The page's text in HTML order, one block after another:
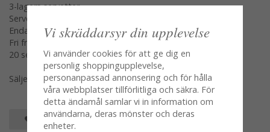
3-lagers servetter
Servetterna är miljövänliga och återvinningsbara.
Endast vattenbaserade färger
Fri från klor och blekningsmedel
20 servetter/paket
Säljes i paket var modell/färg för sig
SPARA SOM FAVORIT
Vi skräddarsyr din upplevelse
Vi använder cookies för att ge dig en
personlig shoppingupplevelse,
personanpassad annonsering och för hålla
våra webbplatser tillförlitliga och säkra. För
detta ändamål samlar vi in information om
användarna, deras mönster och deras
enheter.